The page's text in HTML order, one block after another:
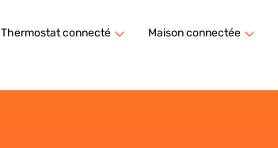
Thermostat connecté Maison connectée